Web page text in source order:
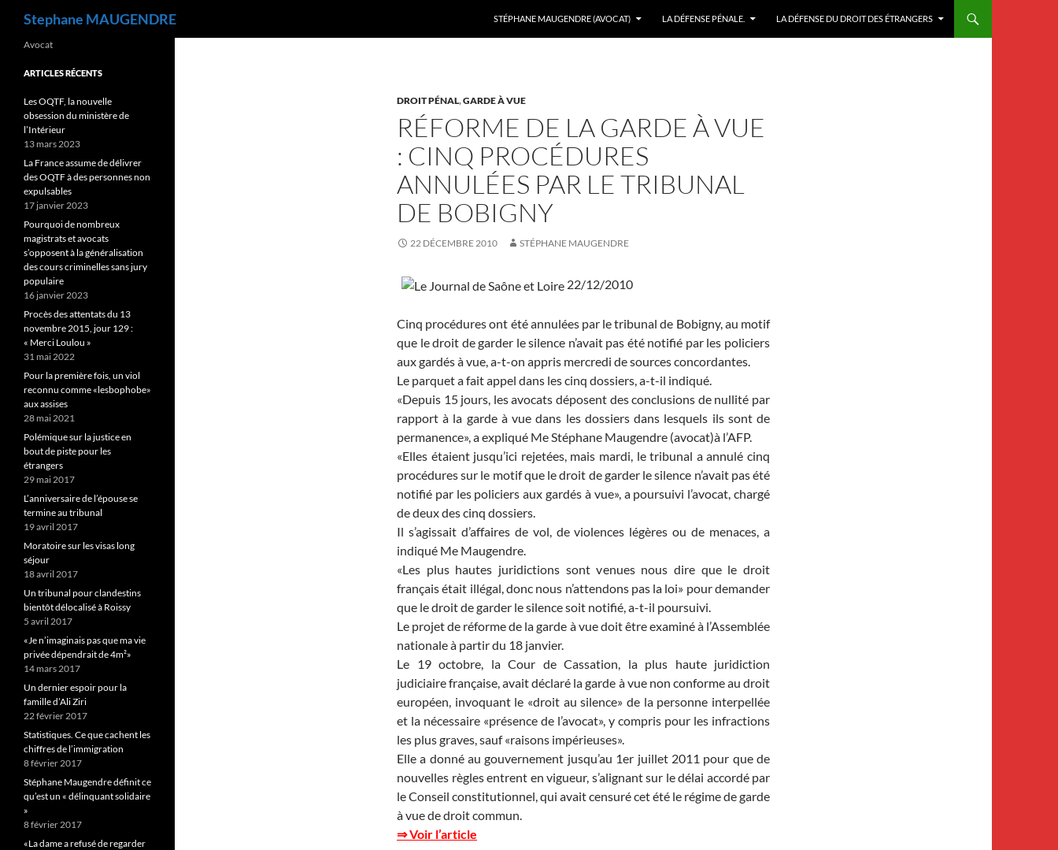
Stephane MAUGENDRE
STÉPHANE MAUGENDRE (AVOCAT)
LA DÉFENSE PÉNALE. LA DÉFENSE DU DROIT DES ÉTRANGERS
DROIT PÉNAL,GARDE À VUE
RÉFORME DE LA GARDE À VUE
: CINQ PROCÉDURES
ANNULÉES PAR LE TRIBUNAL
DE BOBIGNY
22 DÉCEMBRE 2010 STÉPHANE MAUGENDRE
22/12/2010
Cinq procédures ont été annulées par le tribunal de Bobigny, au motif
que le droit de garder le silence n’avait pas été notifié par les policiers
aux gardés à vue, a-t-on appris mercredi de sources concordantes.
Le parquet a fait appel dans les cinq dossiers, a-t-il indiqué.
«Depuis 15 jours, les avocats déposent des conclusions de nullité par
rapport à la garde à vue dans les dossiers dans lesquels ils sont de
permanence», a expliqué Me Stéphane Maugendre (avocat)à l’AFP.
«Elles étaient jusqu’ici rejetées, mais mardi, le tribunal a annulé cinq
procédures sur le motif que le droit de garder le silence n’avait pas été
notifié par les policiers aux gardés à vue», a poursuivi l’avocat, chargé
de deux des cinq dossiers.
Il s’agissait d’affaires de vol, de violences légères ou de menaces, a
indiqué Me Maugendre.
«Les plus hautes juridictions sont venues nous dire que le droit
français était illégal, donc nous n’attendons pas la loi» pour demander
que le droit de garder le silence soit notifié, a-t-il poursuivi.
Le projet de réforme de la garde à vue doit être examiné à l’Assemblée
nationale à partir du 18 janvier.
Le 19 octobre, la Cour de Cassation, la plus haute juridiction
judiciaire française, avait déclaré la garde à vue non conforme au droit
européen, invoquant le «droit au silence» de la personne interpellée
et la nécessaire «présence de l’avocat», y compris pour les infractions
les plus graves, sauf «raisons impérieuses».
Elle a donné au gouvernement jusqu’au 1er juillet 2011 pour que de
nouvelles règles entrent en vigueur, s’alignant sur le délai accordé par
le Conseil constitutionnel, qui avait censuré cet été le régime de garde
à vue de droit commun.
⇒ Voir l’article
Avocat
ARTICLES RÉCENTS
Les OQTF, la nouvelle
obsession du ministère de
l’Intérieur
13 mars 2023
La France assume de délivrer
des OQTF à des personnes non
expulsables
17 janvier 2023
Pourquoi de nombreux
magistrats et avocats
s’opposent à la généralisation
des cours criminelles sans jury
populaire
16 janvier 2023
Procès des attentats du 13
novembre 2015, jour 129 :
« Merci Loulou »
31 mai 2022
Pour la première fois, un viol
reconnu comme «lesbophobe»
aux assises
28 mai 2021
Polémique sur la justice en
bout de piste pour les
étrangers
29 mai 2017
L’anniversaire de l’épouse se
termine au tribunal
19 avril 2017
Moratoire sur les visas long
séjour
18 avril 2017
Un tribunal pour clandestins
bientôt délocalisé à Roissy
5 avril 2017
«Je n’imaginais pas que ma vie
privée dépendrait de 4m²»
14 mars 2017
Un dernier espoir pour la
famille d’Ali Ziri
22 février 2017
Statistiques. Ce que cachent les
chiffres de l’immigration
8 février 2017
Stéphane Maugendre définit ce
qu’est un « délinquant solidaire
»
8 février 2017
«La dame a refusé de regarder